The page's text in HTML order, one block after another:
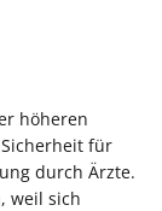
höheren
für
durch Ärzte.
weil sich